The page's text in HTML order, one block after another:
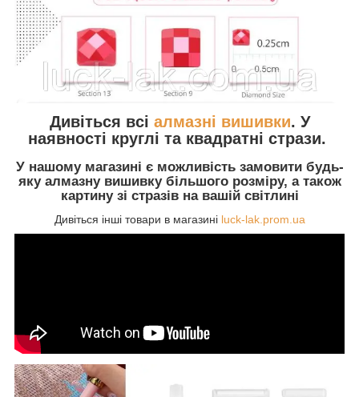
Дивіться всі алмазні вишивки. У
наявності круглі та квадратні стрази.
У нашому магазині є можливість замовити будь-
яку алмазну вишивку більшого розміру, а також
картину зі стразів на вашій світлині
Дивіться інші товари в магазині luck-lak.prom.ua